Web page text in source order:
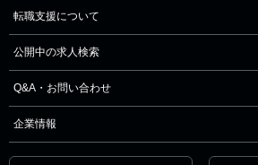
転職支援について
公開中の求人検索
Q&A・お問い合わせ
企業情報